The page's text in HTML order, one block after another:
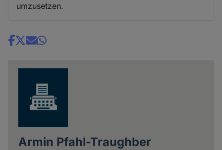
umzusetzen.
Share
Armin Pfahl-Traughber